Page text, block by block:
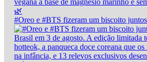
#Oreo e #BTS fizeram um biscoito